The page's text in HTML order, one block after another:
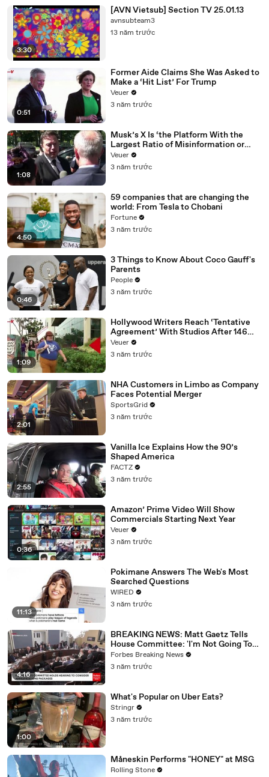
3:30
[AVN Vietsub] Section TV 25.01.13
avnsubteam3
13 năm trước
0:51
Former Aide Claims She Was Asked to
Make a ‘Hit List’ For Trump
Veuer
3 năm trước
1:08
Musk’s X Is ‘the Platform With the
Largest Ratio of Misinformation or
Disinformation’ Amongst All Social
Media Platforms
Veuer
3 năm trước
4:50
59 companies that are changing the
world: From Tesla to Chobani
Fortune
3 năm trước
0:46
3 Things to Know About Coco Gauff's
Parents
People
3 năm trước
1:09
Hollywood Writers Reach ‘Tentative
Agreement’ With Studios After 146
Day Strike
Veuer
3 năm trước
2:01
NHA Customers in Limbo as Company
Faces Potential Merger
SportsGrid
3 năm trước
2:55
Vanilla Ice Explains How the 90’s
Shaped America
FACTZ
3 năm trước
0:36
Amazon’ Prime Video Will Show
Commercials Starting Next Year
Veuer
3 năm trước
11:13
Pokimane Answers The Web's Most
Searched Questions
WIRED
3 năm trước
4:16
BREAKING NEWS: Matt Gaetz Tells
House Committee: 'I'm Not Going To
Vote For A Continuing Resolution'
Forbes Breaking News
3 năm trước
1:00
What's Popular on Uber Eats?
Stringr
3 năm trước
Måneskin Performs "HONEY" at MSG
Rolling Stone